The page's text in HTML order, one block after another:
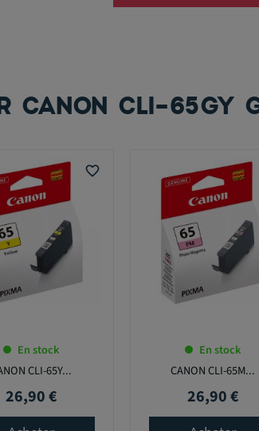
CANON CLI-
favorite_border
En stock
CLI-65Y...
Prix
26,90 €
En stock
CANON CLI-65M...
Prix
26,90 €